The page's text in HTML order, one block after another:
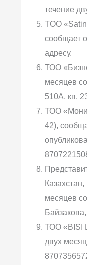
течение
TOO
сообщает
адресу.
ТОО
месяцев
510А, кв.
ТОО
42),
месяцев
ТОО «BISI
двух